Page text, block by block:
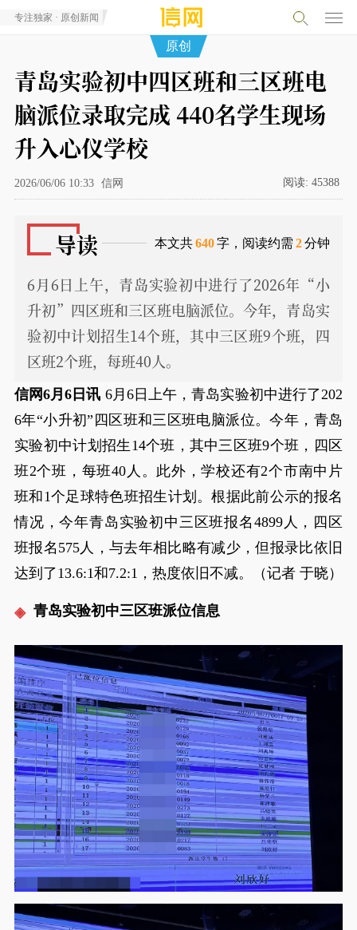
专注独家 · 原创新闻
原创
青岛实验初中四区班和三区班电
脑派位录取完成 440名学生现场
升入心仪学校
2026/06/06 10:33 信网 阅读: 45388
导读 本文共640字，阅读约需 2分钟
6月6日上午，青岛实验初中进行了2026年“小
升初”四区班和三区班电脑派位。今年，青岛实
验初中计划招生14个班，其中三区班9个班，四
区班2个班，每班40人。
信网6月6日讯 6月6日上午，青岛实验初中进行了202
6年“小升初”四区班和三区班电脑派位。今年，青岛
实验初中计划招生14个班，其中三区班9个班，四区
班2个班，每班40人。此外，学校还有2个市南中片
班和1个足球特色班招生计划。根据此前公示的报名
情况，今年青岛实验初中三区班报名4899人，四区
班报名575人，与去年相比略有减少，但报录比依旧
达到了13.6:1和7.2:1，热度依旧不减。（记者 于晓）
青岛实验初中三区班派位信息